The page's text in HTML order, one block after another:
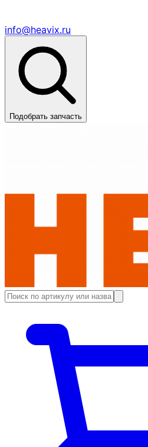
info@heavix.ru
Подобрать запчасть